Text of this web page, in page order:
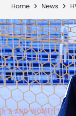
Home News